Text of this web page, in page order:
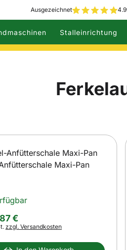
Ausgezeichnet
Stalleinrichtung
Maxi-Pan
87€
zzgl. Versandkosten